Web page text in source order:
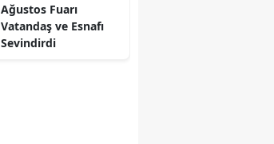
Ağustos Fuarı
Vatandaş ve Esnafı
Sevindirdi